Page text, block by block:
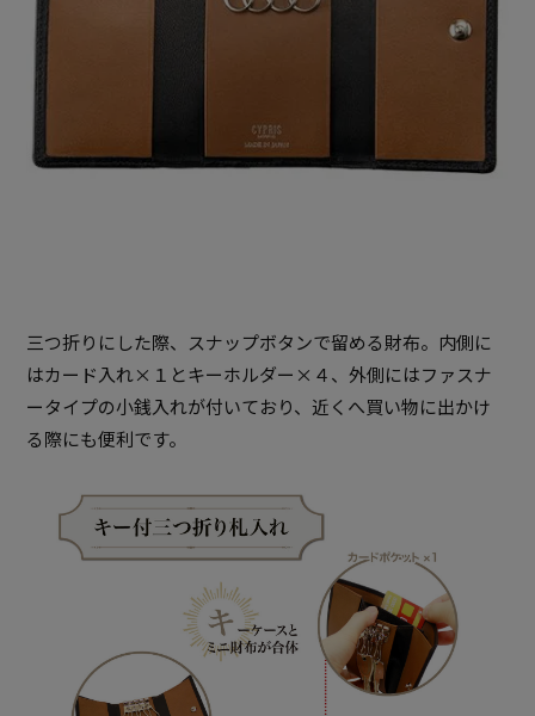
三つ折りにした際、スナップボタンで留める財布。内側に
はカード入れ×１とキーホルダー×４、外側にはファスナ
ータイプの小銭入れが付いており、近くへ買い物に出かけ
る際にも便利です。